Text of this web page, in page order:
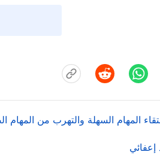
والوفاء بكلمتهم، وأن يكونوا
يمكنه التصرف وفقًا للمبادئ،
يكفي. مهما تكن قدرات الشخص،
لا يعود من الممكن اعتباره
المهام السهلة والتهرب من المهام
إعفائي